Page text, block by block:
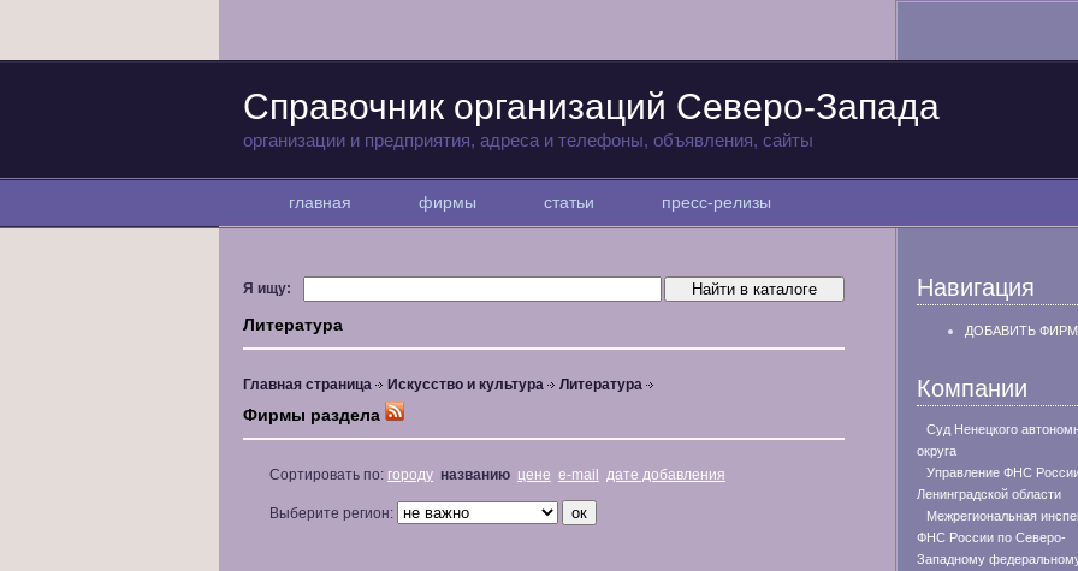
Справочник организаций Северо-Запада
организации и предприятия, адреса и телефоны, объявления, сайты
главная фирмы статьи пресс-релизы
Я ищу:
Литература
Главная страница Искусство и культура Литература
Фирмы раздела
Сортировать по: городу названию цене e-mail дате добавления
Выберите регион:
Навигация
ДОБАВИТЬ
Компании
Суд Ненецкого
округа
Управление ФНС
Ленинградской области
Межрегиональная
ФНС России по Северо-
Западному